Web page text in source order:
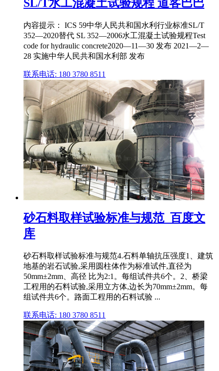
SL/T水工混凝土试验规程 道客巴巴
内容提示： ICS 59中华人民共和国水利行业标准SL/T
352—2020替代 SL 352—2006水工混凝土试验规程Test
code for hydraulic concrete2020—11—30 发布 2021—2—
28 实施中华人民共和国水利部 发布
联系电话: 180 3780 8511
砂石料取样试验标准与规范_百度文
库
砂石料取样试验标准与规范4.石料单轴抗压强度1、建筑
地基的岩石试验,采用圆柱体作为标准试件,直径为
50mm±2mm、高径 比为2:1。每组试件共6个。2、桥梁
工程用的石料试验,采用立方体,边长为70mm±2mm。每
组试件共6个。路面工程用的石料试验 ...
联系电话: 180 3780 8511